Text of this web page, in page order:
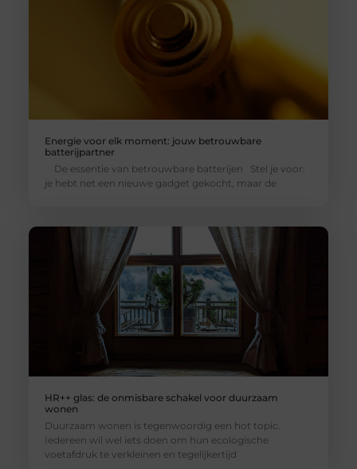
Energie voor elk moment: jouw betrouwbare
batterijpartner
De essentie van betrouwbare batterijen Stel je voor:
je hebt net een nieuwe gadget gekocht, maar de
HR++ glas: de onmisbare schakel voor duurzaam
wonen
Duurzaam wonen is tegenwoordig een hot topic.
Iedereen wil wel iets doen om hun ecologische
voetafdruk te verkleinen en tegelijkertijd